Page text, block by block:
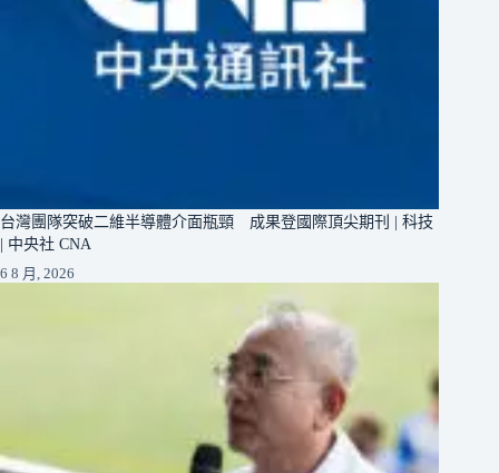
台灣團隊突破二維半導體介面瓶頸 成果登國際頂尖期刊 | 科技
| 中央社 CNA
6 8 月, 2026